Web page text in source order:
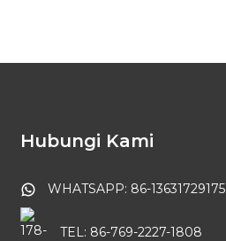
Hubungi Kami
WHATSAPP: 86-13631729175
TEL: 86-769-2227-1808